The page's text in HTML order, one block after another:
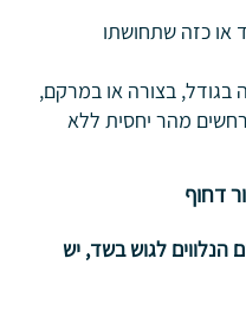
או כזה שתחושתו
בגודל, בצורה או במרקם,
מהר יחסית ללא
דחוף
הנלווים לגוש בשד, יש